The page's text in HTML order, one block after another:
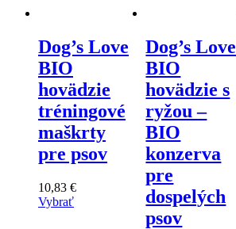
Dog’s Love
BIO
hovädzie
tréningové
maškrty
pre psov
10,83 €
Vybrať
Dog’s Love
BIO
hovädzie s
ryžou –
BIO
konzerva
pre
dospelých
psov